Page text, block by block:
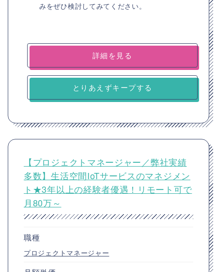
みをぜひ検討してみてください。
詳細を見る
とりあえずキープする
【プロジェクトマネージャー／弊社実績
多数】生活空間IoTサービスのマネジメン
ト★3年以上の経験者優遇！リモート可で
月80万～
職種
プロジェクトマネージャー